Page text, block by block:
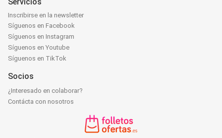
Inscribirse en la newsletter
Síguenos en Facebook
Síguenos en Instagram
Síguenos en Youtube
Síguenos en TikTok
Socios
¿Interesado en colaborar?
Contácta con nosotros